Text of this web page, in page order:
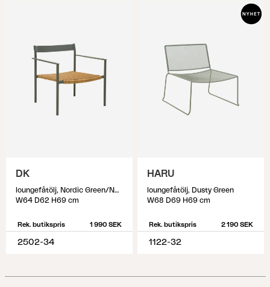
DK
loungefåtölj, Nordic Green/Natur
W64 D62 H69 cm
Rek. butikspris 1 990 SEK
2502-34
HARU
loungefåtölj, Dusty Green
W68 D69 H69 cm
Rek. butikspris 2 190 SEK
1122-32